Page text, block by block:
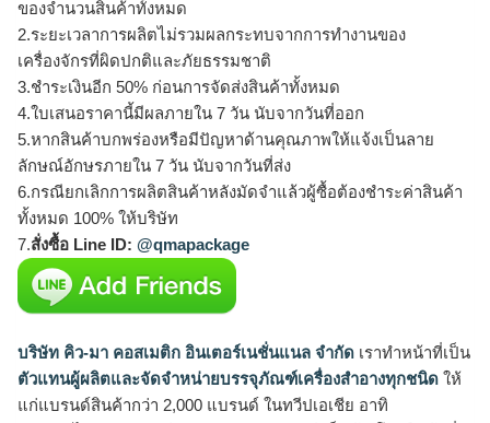
ของจำนวนสินค้าทั้งหมด
2.ระยะเวลาการผลิตไม่รวมผลกระทบจากการทำงานของ
เครื่องจักรที่ผิดปกติและภัยธรรมชาติ
3.ชำระเงินอีก 50% ก่อนการจัดส่งสินค้าทั้งหมด
4.ใบเสนอราคานี้มีผลภายใน 7 วัน นับจากวันที่ออก
5.หากสินค้าบกพร่องหรือมีปัญหาด้านคุณภาพให้แจ้งเป็นลาย
ลักษณ์อักษรภายใน 7 วัน นับจากวันที่ส่ง
6.กรณียกเลิกการผลิตสินค้าหลังมัดจำแล้วผู้ซื้อต้องชำระค่าสินค้า
ทั้งหมด 100% ให้บริษัท
7.สั่งซื้อ Line ID: @qmapackage
บริษัท คิว-มา คอสเมติก อินเตอร์เนชั่นแนล จำกัด เราทำหน้าที่เป็น
ตัวแทนผู้ผลิตและจัดจำหน่ายบรรจุภัณฑ์เครื่องสำอางทุกชนิด ให้
แก่แบรนด์สินค้ากว่า 2,000 แบรนด์ ในทวีปเอเชีย อาทิ